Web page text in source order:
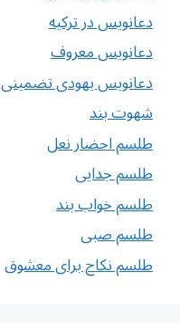
دعانویس در ترکیه
دعانویس معروف
دعانویس یهودی تضمینی
شهوت بند
طلسم احضار نعل
طلسم جدایی
طلسم خواب بند
طلسم صبی
طلسم نکاح برای معشوق